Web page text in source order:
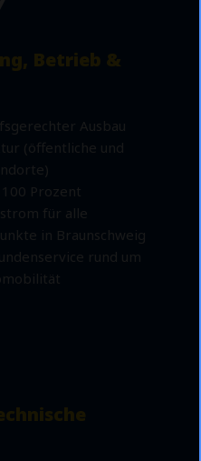
Betrieb &
Ausbau
(öffentliche und
Prozent
für alle
in Braunschweig
rund um